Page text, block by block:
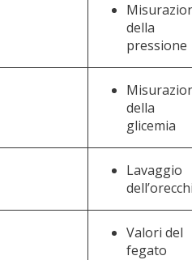
della
pressione
della
glicemia
Lavaggio
Valori del
fegato